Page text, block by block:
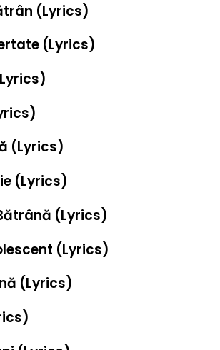
(Lyrics)
(Lyrics)
(Lyrics)
(Lyrics)
(Lyrics)
(Lyrics)
(Lyrics)